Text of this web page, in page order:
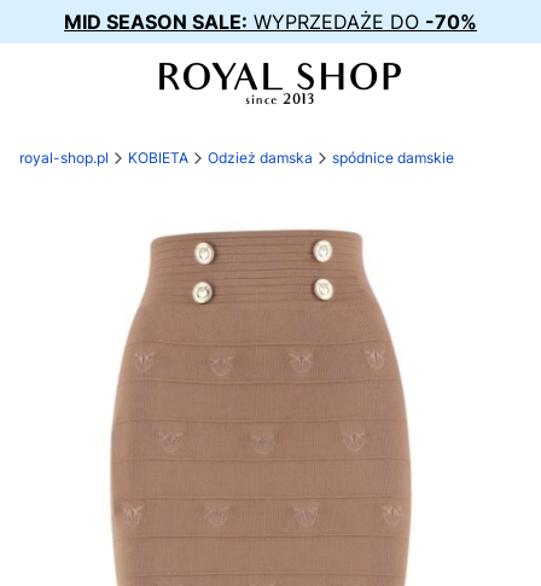
MID SEASON SALE: WYPRZEDAŻE DO -70%
royal-shop.pl KOBIETA Odzież damska spódnice damskie